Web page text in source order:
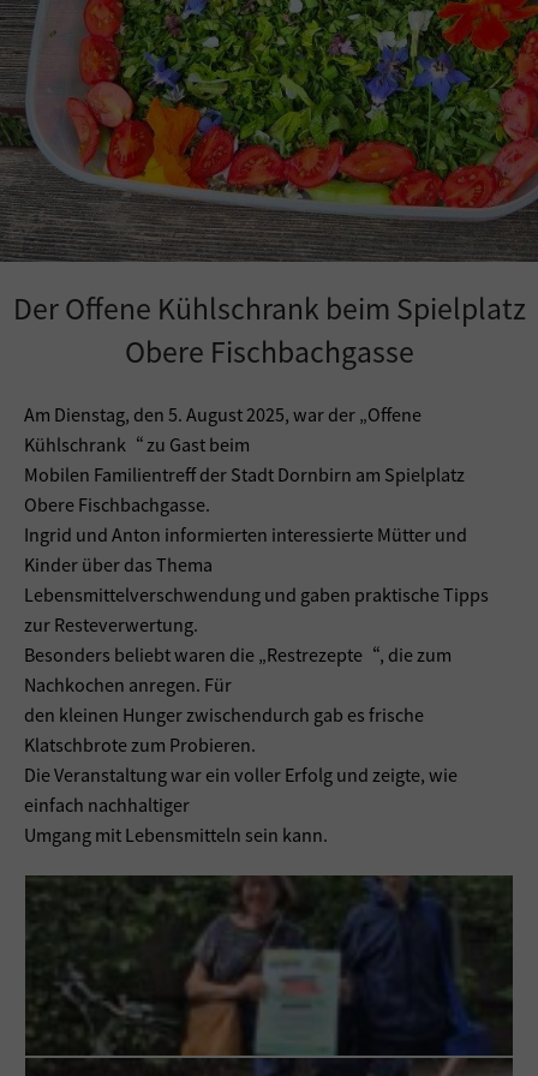
Der Offene Kühlschrank beim Spielplatz
Obere Fischbachgasse
Am Dienstag, den 5. August 2025, war der „Offene
Kühlschrank“ zu Gast beim
Mobilen Familientreff der Stadt Dornbirn am Spielplatz
Obere Fischbachgasse.
Ingrid und Anton informierten interessierte Mütter und
Kinder über das Thema
Lebensmittelverschwendung und gaben praktische Tipps
zur Resteverwertung.
Besonders beliebt waren die „Restrezepte“, die zum
Nachkochen anregen. Für
den kleinen Hunger zwischendurch gab es frische
Klatschbrote zum Probieren.
Die Veranstaltung war ein voller Erfolg und zeigte, wie
einfach nachhaltiger
Umgang mit Lebensmitteln sein kann.